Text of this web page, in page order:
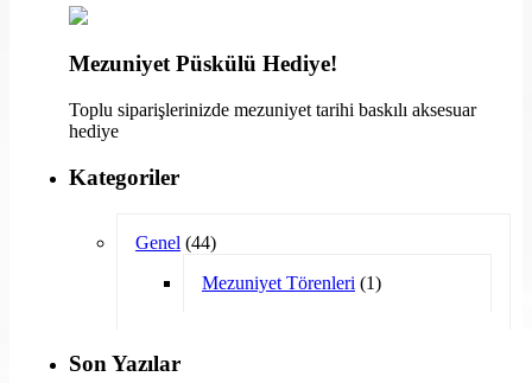
Mezuniyet Püskülü Hediye!
Toplu siparişlerinizde mezuniyet tarihi baskılı aksesuar
hediye
Kategoriler
Genel (44)
Mezuniyet Törenleri (1)
Son Yazılar